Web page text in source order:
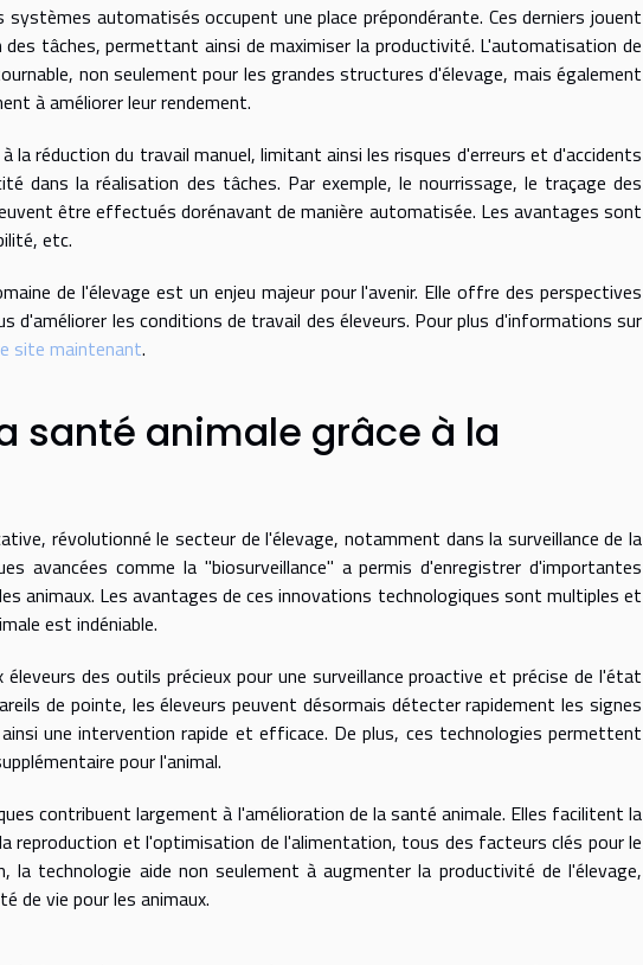
systèmes automatisés occupent une place prépondérante. Ces derniers jouent
tâches, permettant ainsi de maximiser la productivité. L'automatisation de
non seulement pour les grandes structures d'élevage, mais également
à améliorer leur rendement.
réduction du travail manuel, limitant ainsi les risques d'erreurs et d'accidents
dans la réalisation des tâches. Par exemple, le nourrissage, le traçage des
être effectués dorénavant de manière automatisée. Les avantages sont
etc.
de l'élevage est un enjeu majeur pour l'avenir. Elle offre des perspectives
d'améliorer les conditions de travail des éleveurs. Pour plus d'informations sur
site maintenant.
santé animale grâce à la
révolutionné le secteur de l'élevage, notamment dans la surveillance de la
avancées comme la "biosurveillance" a permis d'enregistrer d'importantes
animaux. Les avantages de ces innovations technologiques sont multiples et
est indéniable.
des outils précieux pour une surveillance proactive et précise de l'état
de pointe, les éleveurs peuvent désormais détecter rapidement les signes
une intervention rapide et efficace. De plus, ces technologies permettent
pour l'animal.
contribuent largement à l'amélioration de la santé animale. Elles facilitent la
reproduction et l'optimisation de l'alimentation, tous des facteurs clés pour le
la technologie aide non seulement à augmenter la productivité de l'élevage,
de vie pour les animaux.